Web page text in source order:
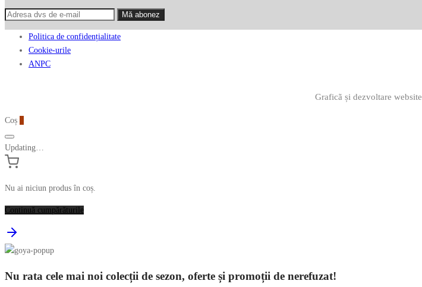
Politica de confidențialitate
Cookie-urile
ANPC
Graficã și dezvoltare website
Coș
Updating…
Nu ai niciun produs în coș.
Continuă cumpărăturile
Nu rata cele mai noi colecții de sezon, oferte și promoții de nerefuzat!